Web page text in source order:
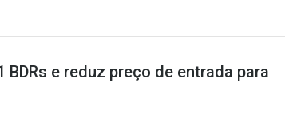
BDRs e reduz preço de entrada para